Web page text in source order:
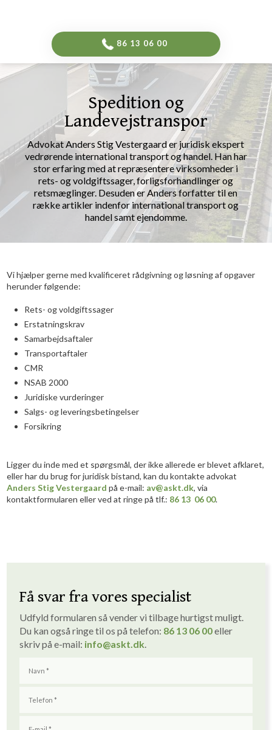
​86 13 06 00​
Spedition og
Landevejstranspor
​Advokat Anders Stig Vestergaard er juridisk ekspert
vedrørende international transport og handel. Han har
stor erfaring med at repræsentere virksomheder i
rets- og voldgiftssager, forligsforhandlinger og
retsmæglinger. Desuden er Anders forfatter til en
række artikler indenfor international transport og
handel samt ejendomme.
​Vi hjælper gerne med kvalificeret rådgivning og løsning af opgaver
herunder følgende:
Rets- og voldgiftssager
Erstatningskrav
Samarbejdsaftaler
Transportaftaler
CMR
NSAB 2000
Juridiske vurderinger
Salgs- og leveringsbetingelser
Forsikring
Ligger du inde med et spørgsmål, der ikke allerede er blevet afklaret,
eller har du brug for juridisk bistand, kan du kontakte advokat
Anders Stig Vestergaard på e-mail: av@askt.dk, via
kontaktformularen eller ved at ringe på tlf.: 86 13 06 00.​
Få svar fra vores specialist
Udfyld formularen så vender vi tilbage hurtigst muligt. ​
Du kan også ringe til os på telefon: 86 13 06 00eller
skriv på e-mail: info@askt.dk​.